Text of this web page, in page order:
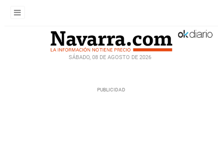
SÁBADO, 08 DE AGOSTO DE 2026